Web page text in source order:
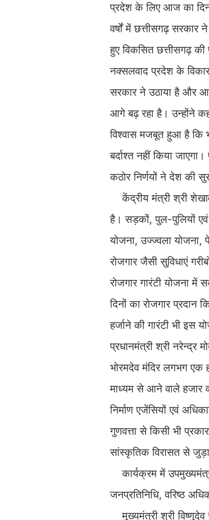
प्रदेश के लिए आज का दिन
वर्षों में छत्तीसगढ़ सरकार
हुए विकसित छत्तीसगढ़ की
नक्सलवाद प्रदेश के
सरकार ने उठाया है और
आगे बढ़ रहा है। उन्होंने
विश्वास मजबूत हुआ है कि
बर्दाश्त नहीं किया
कठोर निर्णयों ने देश की
केंद्रीय मंत्री श्री
है। सड़कों, पुल-पुलियों एवं
योजना, उज्ज्वला
रोजगार जैसी सुविधाएं
रोजगार गारंटी योजना
दिनों का रोजगार प्रदान
हर्जाने की गारंटी भी इस
प्रधानमंत्री श्री नरेन्द्र
भोरमदेव मंदिर लगभग एक
माध्यम से आने वाले हजार
निर्माण एजेंसियों एवं
गुणवत्ता से किसी भी
सांस्कृतिक विरासत से
कार्यक्रम में
जनप्रतिनिधि, वरिष्ठ
मुख्यमंत्री श्री विष्णुदेव